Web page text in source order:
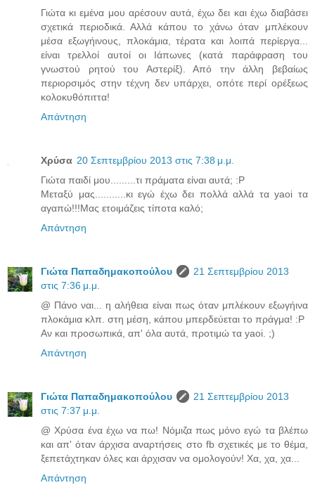
Γιώτα κι εμένα μου αρέσουν αυτά, έχω δει και έχω διαβάσει
σχετικά περιοδικά. Αλλά κάπου το χάνω όταν μπλέκουν
μέσα εξωγήινους, πλοκάμια, τέρατα και λοιπά περίεργα...
είναι τρελλοί αυτοί οι Ιάπωνες (κατά παράφραση του
γνωστού ρητού του Αστερίξ). Από την άλλη βεβαίως
περιορσιμός στην τέχνη δεν υπάρχει, οπότε περί ορέξεως
κολοκυθόπιττα!
Απάντηση
Χρύσα 20 Σεπτεμβρίου 2013 στις 7:38 μ.μ.
Γιώτα παιδί μου.........τι πράματα είναι αυτά; :P
Μεταξύ μας...........κι εγώ έχω δει πολλά αλλά τα yaoi τα
αγαπώ!!!Μας ετοιμάζεις τίποτα καλό;
Απάντηση
Γιώτα Παπαδημακοπούλου
21 Σεπτεμβρίου 2013
στις 7:36 μ.μ.
@ Πάνο ναι... η αλήθεια είναι πως όταν μπλέκουν εξωγήινα
πλοκάμια κλπ. στη μέση, κάπου μπερδεύεται το πράγμα! :P
Αν και προσωπικά, απ' όλα αυτά, προτιμώ τα yaoi. ;)
Απάντηση
Γιώτα Παπαδημακοπούλου
21 Σεπτεμβρίου 2013
στις 7:37 μ.μ.
@ Χρύσα ένα έχω να πω! Νόμιζα πως μόνο εγώ τα βλέπω
και απ' όταν άρχισα αναρτήσεις στο fb σχετικές με το θέμα,
ξεπετάχτηκαν όλες και άρχισαν να ομολογούν! Χα, χα, χα...
Απάντηση